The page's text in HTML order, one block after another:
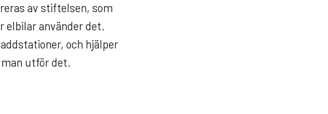
av stiftelsen, som
elbilar använder det.
och hjälper
utför det.